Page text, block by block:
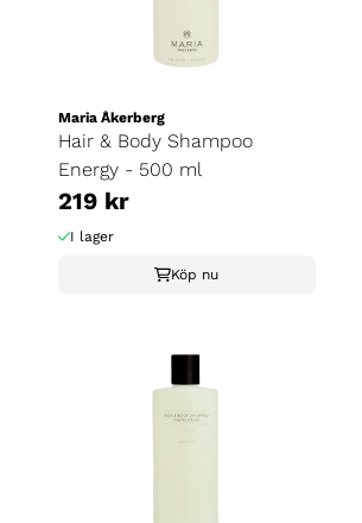
Maria Åkerberg
Hair & Body Shampoo
Energy - 500 ml
219 kr
I lager
Köp nu